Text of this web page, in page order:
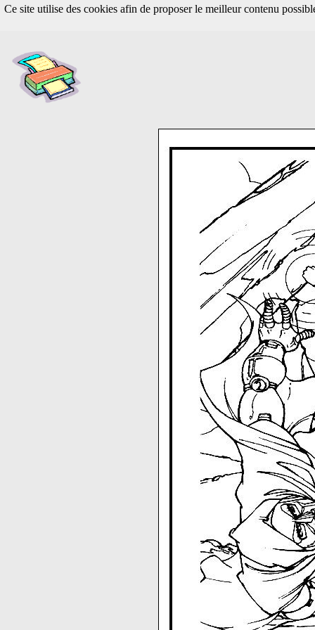
Ce site utilise des cookies afin de proposer le meilleur contenu